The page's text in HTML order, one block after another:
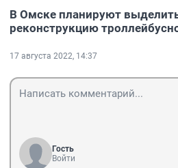
В Омске планируют
реконструкцию
17 августа 2022, 14:37
Гость
Войти